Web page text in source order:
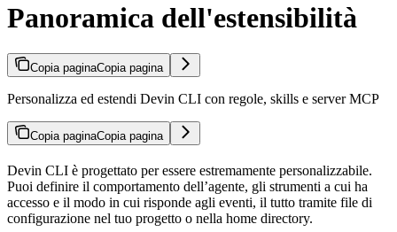
Panoramica dell'estensibilità
Copia paginaCopia pagina
Personalizza ed estendi Devin CLI con regole, skills e server MCP
Copia paginaCopia pagina
Devin CLI è progettato per essere estremamente personalizzabile.
Puoi definire il comportamento dell’agente, gli strumenti a cui ha
accesso e il modo in cui risponde agli eventi, il tutto tramite file di
configurazione nel tuo progetto o nella home directory.